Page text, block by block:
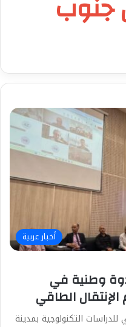
أخبار عربية
وطنية في
الطاقي
التكنولوجية بمدينة